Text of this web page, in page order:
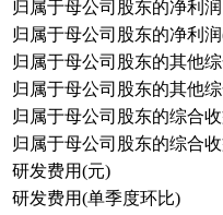
归属于母公司股东的净利润
归属于母公司股东的净利
归属于母公司股东的其他
归属于母公司股东的其他
归属于母公司股东的综合
归属于母公司股东的综合
研发费用(元)
研发费用(单季度环比)